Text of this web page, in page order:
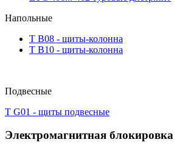
Напольные
T B08 - щиты-колонна
T B10 - щиты-колонна
Подвесные
T G01 - щиты подвесные
Электромагнитная блокировка